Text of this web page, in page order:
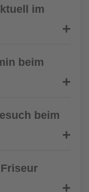
im
beim
beim